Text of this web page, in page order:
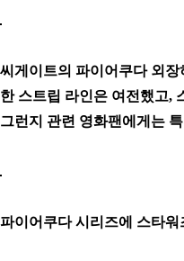
씨게이트의 파이어쿠다 외
한 스트립 라인은 여전했고,
그런지 관련 영화팬에게는
파이어쿠다 시리즈에 스타